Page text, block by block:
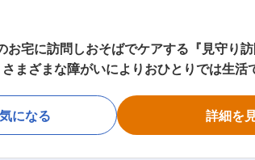
一人に寄り添いゆったりとしたオシゴト
した方もいます。
宅に訪問しおそばでケアする『見守り
非常に高い「医療的ケア」ができるプロ
介護： 起床・就寝・
気になる 詳細を